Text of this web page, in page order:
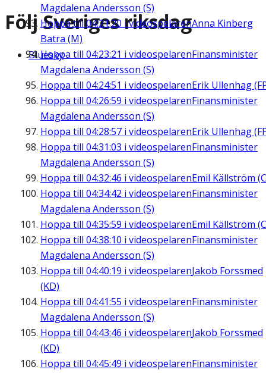
Magdalena Andersson (S)
Hoppa till 04:21:20 i videospelarenAnna Kinberg
Batra (M)
Hoppa till 04:23:21 i videospelarenFinansminister
Magdalena Andersson (S)
Hoppa till 04:24:51 i videospelarenErik Ullenhag
Hoppa till 04:26:59 i videospelarenFinansminister
Magdalena Andersson (S)
Hoppa till 04:28:57 i videospelarenErik Ullenhag
Hoppa till 04:31:03 i videospelarenFinansminister
Magdalena Andersson (S)
Hoppa till 04:32:46 i videospelarenEmil Källström
Hoppa till 04:34:42 i videospelarenFinansminister
Magdalena Andersson (S)
Hoppa till 04:35:59 i videospelarenEmil Källström
Hoppa till 04:38:10 i videospelarenFinansminister
Magdalena Andersson (S)
Hoppa till 04:40:19 i videospelarenJakob Forssmed
(KD)
Hoppa till 04:41:55 i videospelarenFinansminister
Magdalena Andersson (S)
Hoppa till 04:43:46 i videospelarenJakob Forssmed
(KD)
Hoppa till 04:45:49 i videospelarenFinansminister
Följ Sveriges riksdag
Bluesky